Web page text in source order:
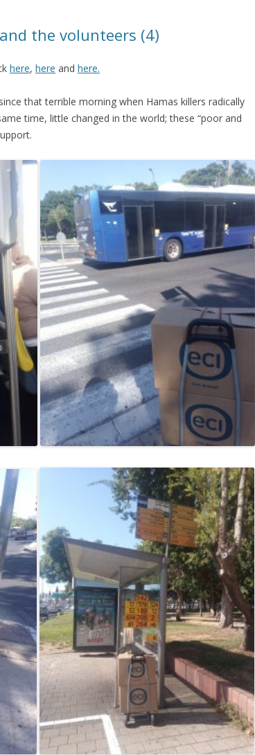
СЕЙЧАС
К СТАРОМУ
УТОЧНЕНИЯ, ДОПОЛНЕНИЯ
КТО КОГО ИЩЕТ
the volunteers (4)
here, here and here.
that terrible morning when Hamas killers radically
time, little changed in the world; these “poor and